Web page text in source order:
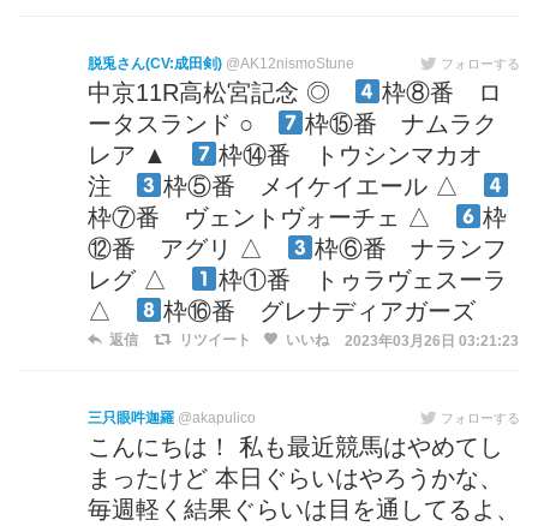
脱兎さん(CV:成田剣) @AK12nismoStune フォローする
中京11R高松宮記念 ◎
枠⑧番 ロ
ータスランド ○
枠⑮番 ナムラク
レア ▲
枠⑭番 トウシンマカオ
注
枠⑤番 メイケイエール △
枠⑦番 ヴェントヴォーチェ △
枠
⑫番 アグリ △
枠⑥番 ナランフ
レグ △
枠①番 トゥラヴェスーラ
△
枠⑯番 グレナディアガーズ
返信 リツイート いいね 2023年03月26日 03:21:23
三只眼吽迦羅 @akapulico フォローする
こんにちは！ 私も最近競馬はやめてし
まったけど 本日ぐらいはやろうかな、
毎週軽く結果ぐらいは目を通してるよ、